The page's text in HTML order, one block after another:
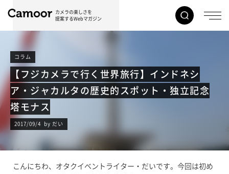
カメラの楽しさを
提案するWebマガジン
コラム
【フジカメラで行く世界旅行】インドネシ
ア・ジャカルタの歴史的スポット・独立記念
塔モナス
2017/09/4 by だい
こんにちわ、オタクイベントライター・だいです。今回は初め